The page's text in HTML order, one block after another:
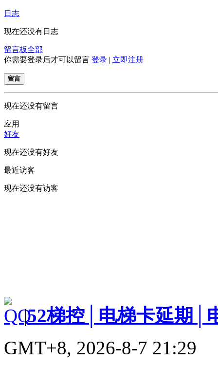
日志
现在还没有日志
留言板全部
你需要登录后才可以留言 登录 | 立即注册
留言
现在还没有留言
应用
好友
现在还没有好友
最近访客
现在还没有访客
|52梯控│电梯卡延期│
GMT+8, 2026-8-7 21:29